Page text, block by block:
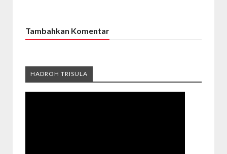
Tambahkan Komentar
HADROH TRISULA